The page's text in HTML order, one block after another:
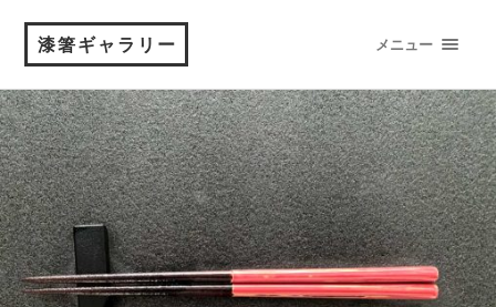
漆箸ギャラリー メニュー